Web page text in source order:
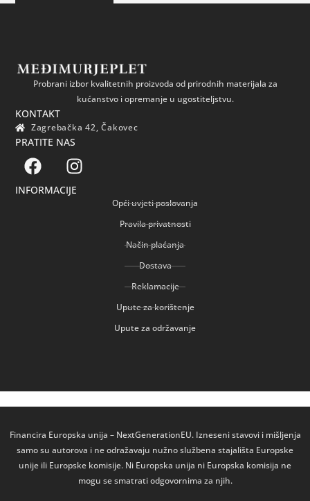
Probrani izbor kvalitetnih proizvoda od prirodnih materijala za
kućanstvo i opremanje u ugostiteljstvu.
KONTAKT
Zagrebačka 42, Čakovec
PRATITE NAS
INFORMACIJE
Opći uvjeti poslovanja
Pravila privatnosti
Način plaćanja
Dostava
Reklamacije
Upute za korištenje
Upute za održavanje
Financira Europska unija – NextGenerationEU. Izneseni stavovi i mišljenja
samo su autorova i ne odražavaju nužno službena stajališta Europske
unije ili Europske komisije. Ni Europska unija ni Europska komisija ne
mogu se smatrati odgovornima za njih.